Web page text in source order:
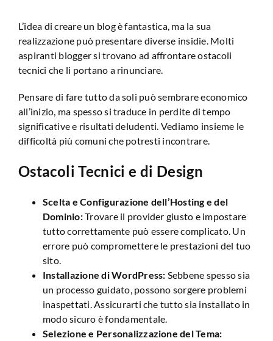
L’idea di creare un blog è fantastica, ma la sua
realizzazione può presentare diverse insidie. Molti
aspiranti blogger si trovano ad affrontare ostacoli
tecnici che li portano a rinunciare.
Pensare di fare tutto da soli può sembrare economico
all’inizio, ma spesso si traduce in perdite di tempo
significative e risultati deludenti. Vediamo insieme le
difficoltà più comuni che potresti incontrare.
Ostacoli Tecnici e di Design
Scelta e Configurazione dell’Hosting e del
Dominio:Trovare il provider giusto e impostare
tutto correttamente può essere complicato. Un
errore può compromettere le prestazioni del tuo
sito.
Installazione di WordPress: Sebbene spesso sia
un processo guidato, possono sorgere problemi
inaspettati. Assicurarti che tutto sia installato in
modo sicuro è fondamentale.
Selezione e Personalizzazione del Tema: